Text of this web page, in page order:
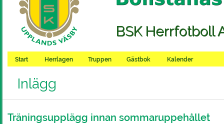
BSK Herrfotboll
Start Herrlagen Truppen Gästbok Kalender
Inlägg
Träningsupplägg innan sommaruppehållet